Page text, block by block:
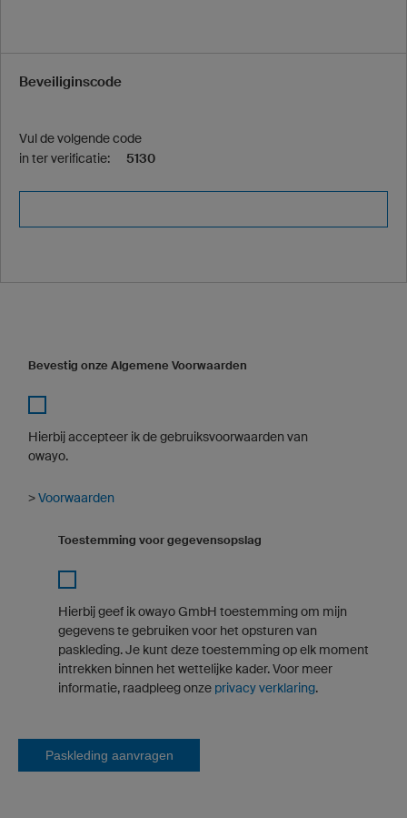
Beveiliginscode
Vul de volgende code
in ter verificatie:
5130
Bevestig onze Algemene Voorwaarden
Hierbij accepteer ik de gebruiksvoorwaarden van
owayo.
>Voorwaarden
Toestemming voor gegevensopslag
Hierbij geef ik owayo GmbH toestemming om mijn
gegevens te gebruiken voor het opsturen van
paskleding. Je kunt deze toestemming op elk moment
intrekken binnen het wettelijke kader. Voor meer
informatie, raadpleeg onze privacy verklaring.
Paskleding aanvragen